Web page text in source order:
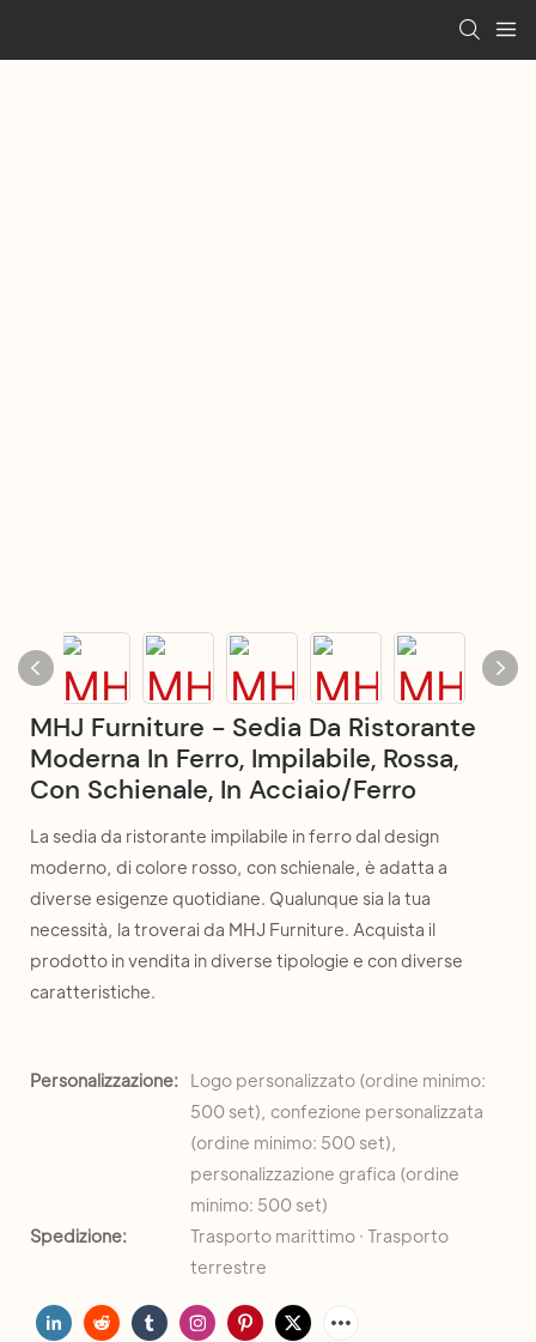
MHJ Furniture - Sedia Da Ristorante
Moderna In Ferro, Impilabile, Rossa,
Con Schienale, In Acciaio/ferro
La sedia da ristorante impilabile in ferro dal design
moderno, di colore rosso, con schienale, è adatta a
diverse esigenze quotidiane. Qualunque sia la tua
necessità, la troverai da MHJ Furniture. Acquista il
prodotto in vendita in diverse tipologie e con diverse
caratteristiche.
Personalizzazione:
Logo personalizzato (ordine minimo:
500 set), confezione personalizzata
(ordine minimo: 500 set),
personalizzazione grafica (ordine
minimo: 500 set)
Spedizione:
Trasporto marittimo · Trasporto
terrestre